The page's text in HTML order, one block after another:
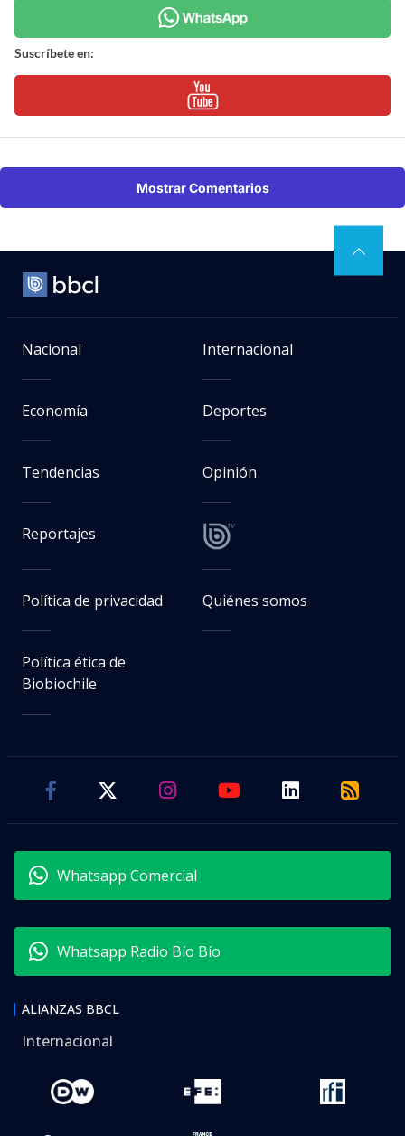
Suscríbete en:
Mostrar Comentarios
Nacional Internacional
Economía Deportes
Tendencias Opinión
Reportajes
Política de privacidad Quiénes somos
Política ética de
Biobiochile
Whatsapp Comercial
Whatsapp Radio Bío Bío
ALIANZAS BBCL
Internacional